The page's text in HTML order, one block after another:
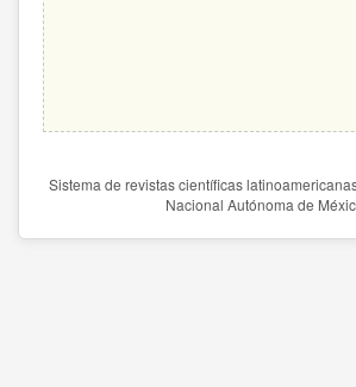
Sistema de revistas científicas
Nacional Autónoma de